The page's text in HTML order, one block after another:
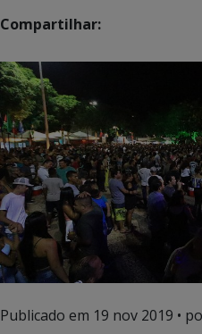
Compartilhar:
Publicado em 19 nov 2019 •